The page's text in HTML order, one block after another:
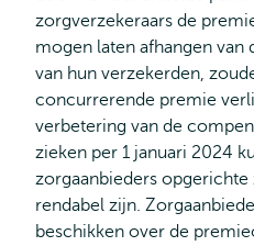
zorgverzekeraars de
mogen laten afhangen van
van hun verzekerden,
concurrerende premie
verbetering van de
zieken per 1 januari 2024
zorgaanbieders
rendabel zijn.
beschikken over de